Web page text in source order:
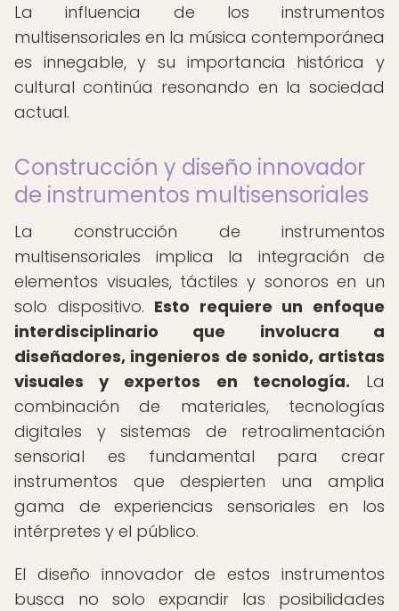
La influencia de los instrumentos
multisensoriales en la música contemporánea
es innegable, y su importancia histórica y
cultural continúa resonando en la sociedad
actual.
Construcción y diseño innovador
de instrumentos multisensoriales
La construcción de instrumentos
multisensoriales implica la integración de
elementos visuales, táctiles y sonoros en un
solo dispositivo. Esto requiere un enfoque
interdisciplinario que involucra a
diseñadores, ingenieros de sonido, artistas
visuales y expertos en tecnología. La
combinación de materiales, tecnologías
digitales y sistemas de retroalimentación
sensorial es fundamental para crear
instrumentos que despierten una amplia
gama de experiencias sensoriales en los
intérpretes y el público.
El diseño innovador de estos instrumentos
busca no solo expandir las posibilidades